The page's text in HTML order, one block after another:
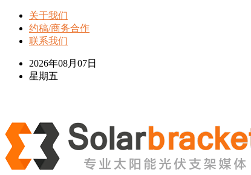
关于我们
约稿/商务合作
联系我们
2026年08月07日
星期五